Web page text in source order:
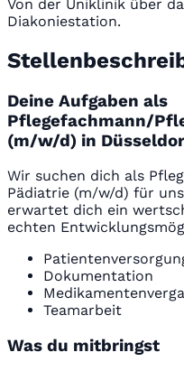
Von der Uniklinik über
Diakoniestation.
Deine Aufgaben als
Pflegefachmann/
(m/w/d) in
Wir suchen dich als
Pädiatrie (m/w/d) für
erwartet dich ein
echten
Dokumentation
Teamarbeit
Was du mitbringst